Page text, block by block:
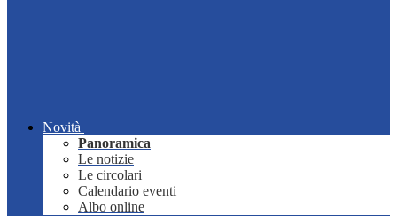
Novità
Panoramica
Le notizie
Le circolari
Calendario eventi
Albo online